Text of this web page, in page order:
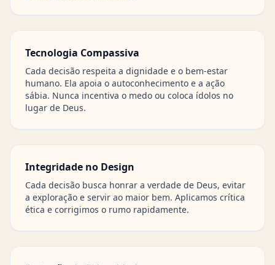
Tecnologia Compassiva
Cada decisão respeita a dignidade e o bem-estar
humano. Ela apoia o autoconhecimento e a ação
sábia. Nunca incentiva o medo ou coloca ídolos no
lugar de Deus.
Integridade no Design
Cada decisão busca honrar a verdade de Deus, evitar
a exploração e servir ao maior bem. Aplicamos crítica
ética e corrigimos o rumo rapidamente.